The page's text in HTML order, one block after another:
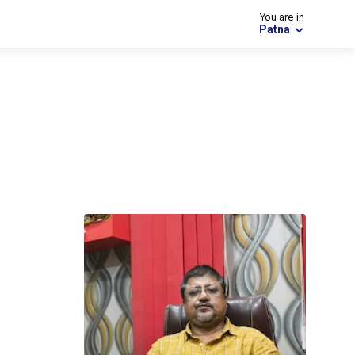
You are in
Patna